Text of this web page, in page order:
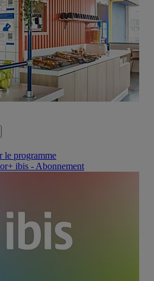
le programme
ibis - Abonnement